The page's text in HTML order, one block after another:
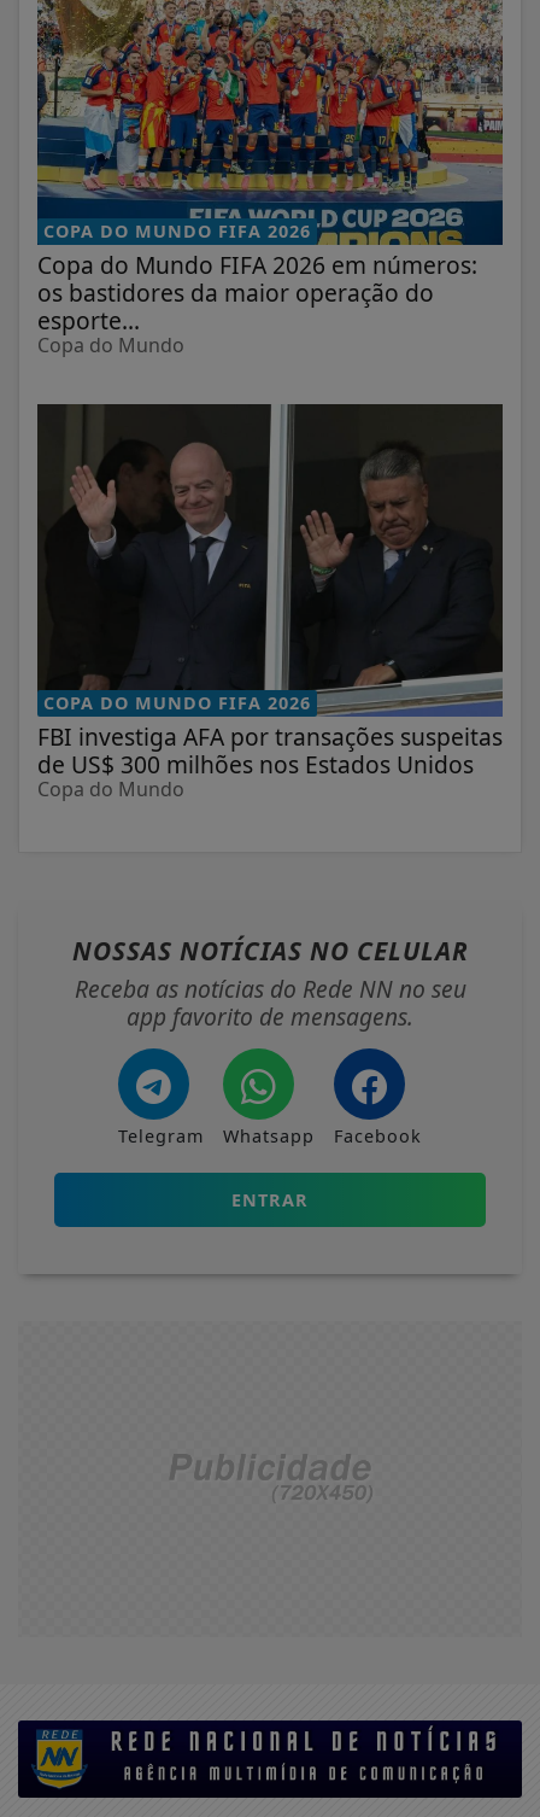
COPA DO MUNDO FIFA 2026
Copa do Mundo FIFA 2026 em números:
os bastidores da maior operação do
esporte...
Copa do Mundo
COPA DO MUNDO FIFA 2026
FBI investiga AFA por transações suspeitas
de US$ 300 milhões nos Estados Unidos
Copa do Mundo
NOSSAS NOTÍCIAS NO CELULAR
Receba as notícias do Rede NN no seu
app favorito de mensagens.
Telegram Whatsapp Facebook
ENTRAR